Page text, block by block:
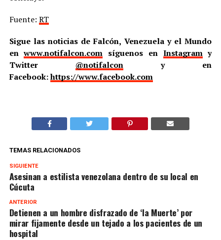
Fuente: RT
Sigue las noticias de Falcón, Venezuela y el Mundo
enwww.notifalcon.com síguenos en Instagramy
Twitter @notifalcony en
Facebook:https://www.facebook.com
TEMAS RELACIONADOS
SIGUIENTE
Asesinan a estilista venezolana dentro de su local en
Cúcuta
ANTERIOR
Detienen a un hombre disfrazado de ‘la Muerte’ por
mirar fijamente desde un tejado a los pacientes de un
hospital